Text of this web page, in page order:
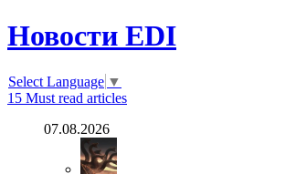
Новости EDI
Select Language ▼
15 Must read articles
07.08.2026